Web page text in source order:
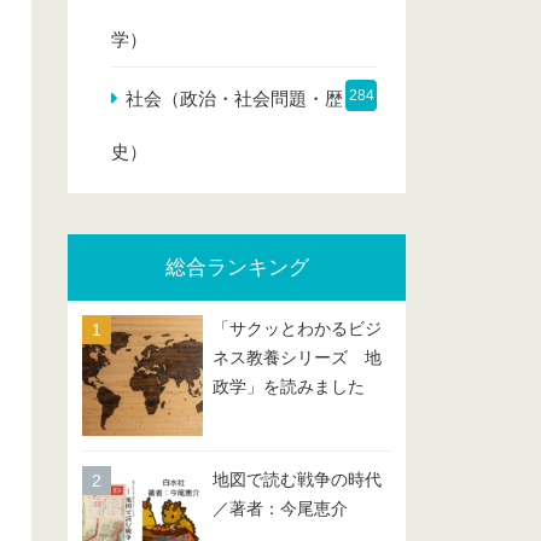
学）
社会（政治・社会問題・歴
史）
284
総合ランキング
「サクッとわかるビジ
ネス教養シリーズ 地
政学」を読みました
地図で読む戦争の時代
／著者：今尾恵介